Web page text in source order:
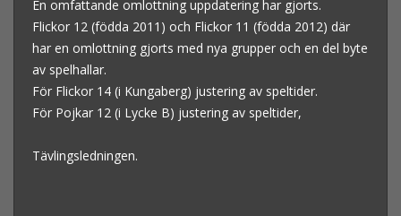
En omfattande omlottning uppdatering har gjorts.
Flickor 12 (födda 2011) och Flickor 11 (födda 2012) där
har en omlottning gjorts med nya grupper och en del byte
av spelhallar.
För Flickor 14 (i Kungaberg) justering av speltider.
För Pojkar 12 (i Lycke B) justering av speltider,
Tävlingsledningen.